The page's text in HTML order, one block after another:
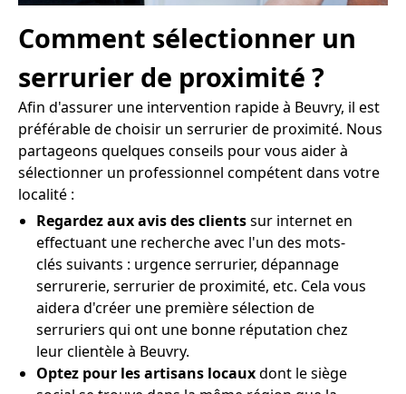
Comment sélectionner un
serrurier de proximité ?
Afin d'assurer une intervention rapide à Beuvry, il est
préférable de choisir un serrurier de proximité. Nous
partageons quelques conseils pour vous aider à
sélectionner un professionnel compétent dans votre
localité :
Regardez aux avis des clientssur internet en
effectuant une recherche avec l'un des mots-
clés suivants : urgence serrurier, dépannage
serrurerie, serrurier de proximité, etc. Cela vous
aidera d'créer une première sélection de
serruriers qui ont une bonne réputation chez
leur clientèle à Beuvry.
Optez pour les artisans locauxdont le siège